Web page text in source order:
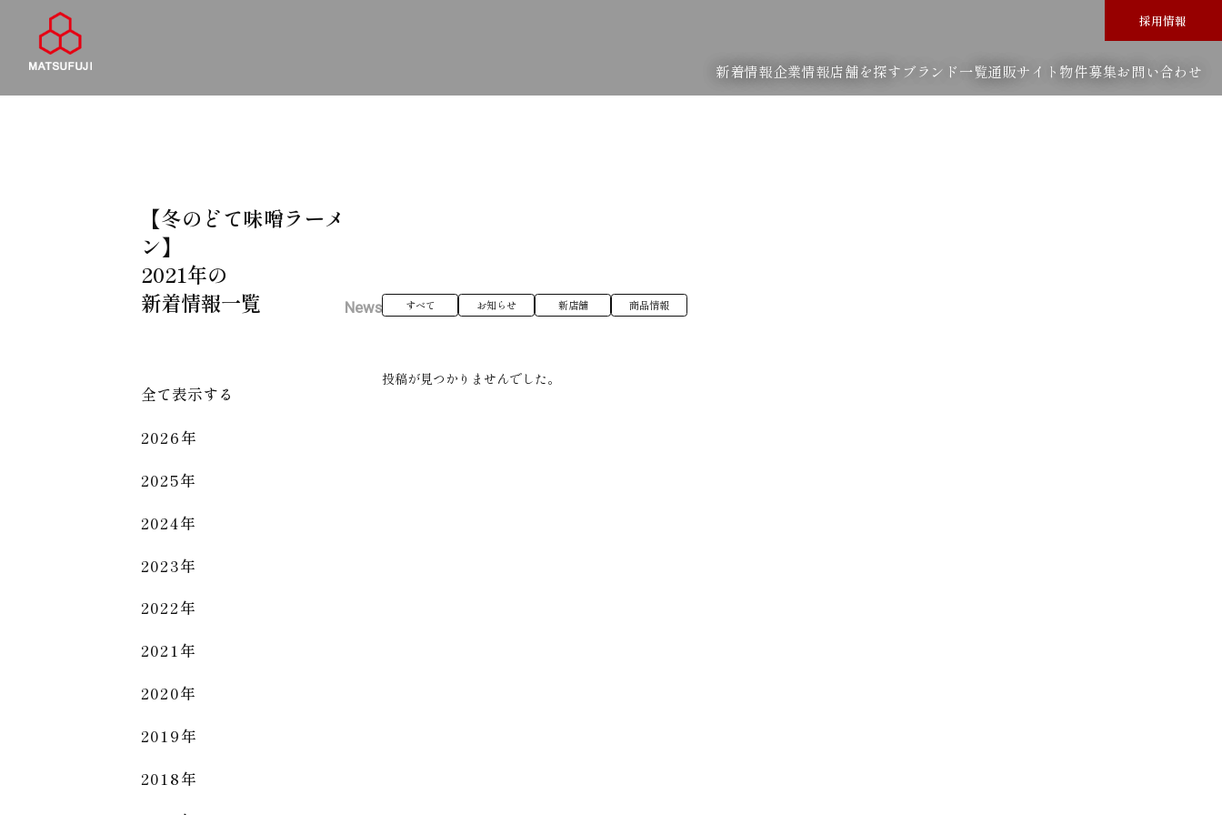
採用情報
新着情報企業情報店舗を探す ブランド一覧通販サイト 物件募集お問い合わせ
【冬のどて味噌ラーメ
ン】
2021年の
新着情報一覧
News すべて お知らせ 新店舗 商品情報
投稿が見つかりませんでした。
全て表示する
2026年
2025年
2024年
2023年
2022年
2021年
2020年
2019年
2018年